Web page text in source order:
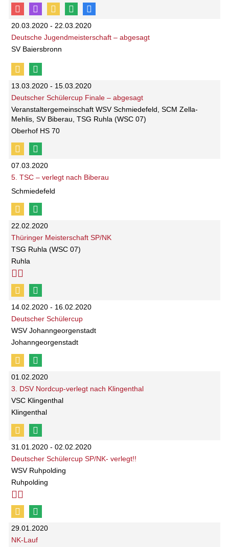
20.03.2020 - 22.03.2020
Deutsche Jugendmeisterschaft – abgesagt
SV Baiersbronn
13.03.2020 - 15.03.2020
Deutscher Schülercup Finale – abgesagt
Veranstaltergemeinschaft WSV Schmiedefeld, SCM Zella-
Mehlis, SV Biberau, TSG Ruhla (WSC 07)
Oberhof HS 70
07.03.2020
5. TSC – verlegt nach Biberau
Schmiedefeld
22.02.2020
Thüringer Meisterschaft SP/NK
TSG Ruhla (WSC 07)
Ruhla
14.02.2020 - 16.02.2020
Deutscher Schülercup
WSV Johanngeorgenstadt
Johanngeorgenstadt
01.02.2020
3. DSV Nordcup-verlegt nach Klingenthal
VSC Klingenthal
Klingenthal
31.01.2020 - 02.02.2020
Deutscher Schülercup SP/NK- verlegt!!
WSV Ruhpolding
Ruhpolding
29.01.2020
NK-Lauf